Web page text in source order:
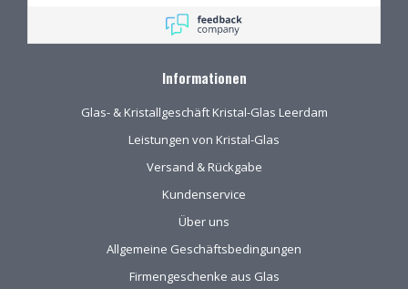
informatie, de
verpakking voor
kwetsbare glas is
persoonlijke wensen
besproken. Afspraak
gemaakt om in de
bekijken en de
(uitgebreid graveren)
vorm te geven.
Informationen
Glas- & Kristallgeschäft Kristal-Glas Leerdam
Leistungen von Kristal-Glas
Versand & Rückgabe
Kundenservice
Über uns
Allgemeine Geschäftsbedingungen
Firmengeschenke aus Glas